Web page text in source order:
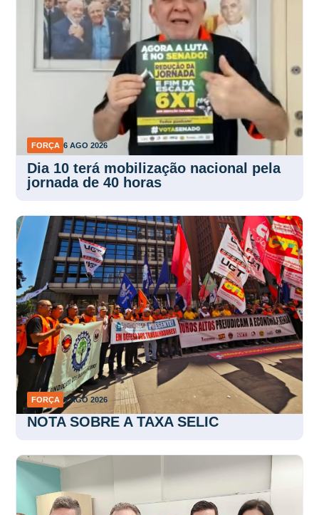
FORÇA 6 AGO 2026
Dia 10 terá mobilização nacional pela
jornada de 40 horas
FORÇA 5 AGO 2026
NOTA SOBRE A TAXA SELIC